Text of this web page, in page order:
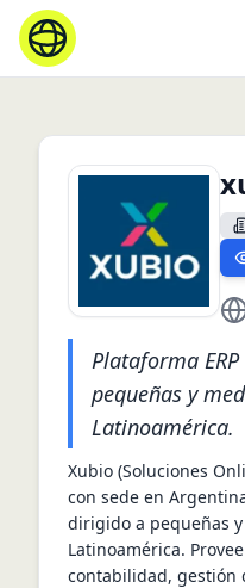
Plataforma
pequeñas y
Latinoamérica.
Xubio (Soluciones
con sede en
dirigido a pequeñas
Latinoamérica.
contabilidad, gestión